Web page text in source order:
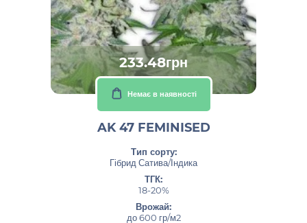
233.48грн
Немає в наявності
AK 47 FEMINISED
Тип сорту:
Гібрид Сатива/Індика
ТГК:
18-20%
Врожай:
до 600 гр/м2